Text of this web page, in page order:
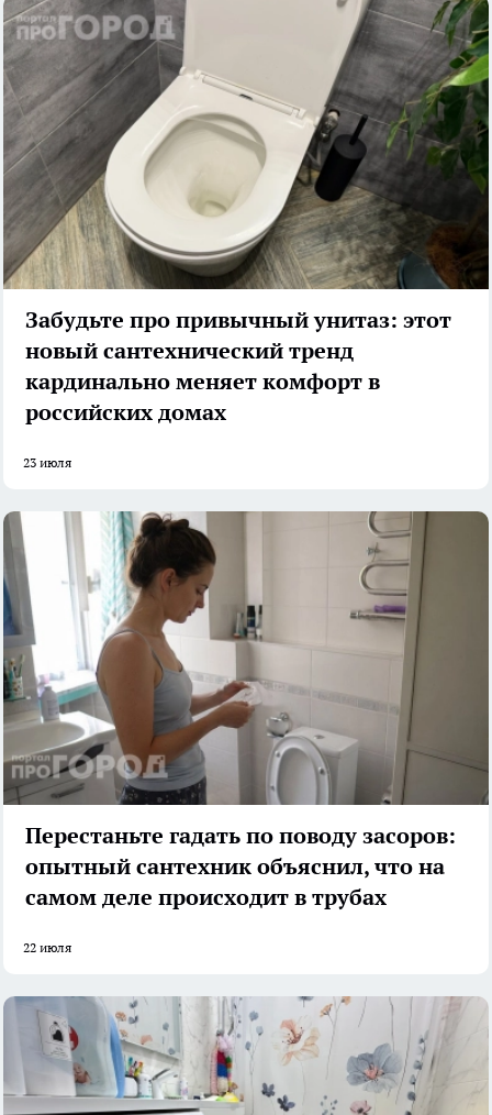
Забудьте про привычный унитаз: этот
новый сантехнический тренд
кардинально меняет комфорт в
российских домах
23 июля
Перестаньте гадать по поводу засоров:
опытный сантехник объяснил, что на
самом деле происходит в трубах
22 июля